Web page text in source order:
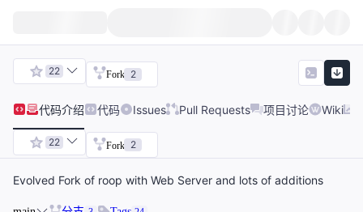
22 Fork 2
代码介绍 代码 Issues Pull Requests 项目讨论 Wiki
22 Fork 2
Evolved Fork of roop with Web Server and lots of additions